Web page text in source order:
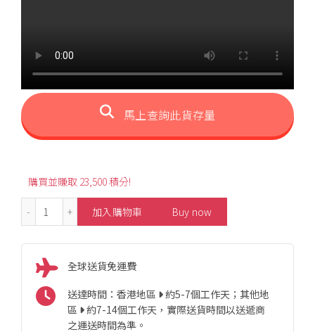
馬上查詢此貨存量
購買並賺取 23,500 積分!
1.08ct GIA Mozambique Unheated Pigeon Blood Ruby
加入購物車 Buy now
全球送貨免運費
送達時間：香港地區
約5-7個工作天；其他地
區
約7-14個工作天，實際送貨時間以送遞商
之運送時間為準。